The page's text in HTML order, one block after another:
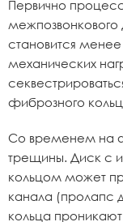
Первично
межпозвонкового
становится
механических
фиброзного
Со временем на
трещины. Диск с
кольцом может
канала (пролапс
кольца